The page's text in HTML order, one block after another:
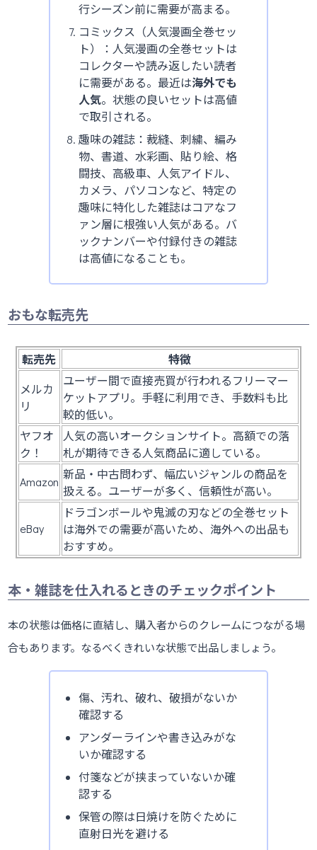
行シーズン前に需要が高まる。
コミックス（人気漫画全巻セッ
ト）：人気漫画の全巻セットは
コレクターや読み返したい読者
に需要がある。最近は海外でも
人気。状態の良いセットは高値
で取引される。
趣味の雑誌：裁縫、刺繍、編み
物、書道、水彩画、貼り絵、格
闘技、高級車、人気アイドル、
カメラ、パソコンなど、特定の
趣味に特化した雑誌はコアなフ
ァン層に根強い人気がある。バ
ックナンバーや付録付きの雑誌
は高値になることも。
おもな転売先
転売先
特徴
メルカ
リ
ユーザー間で直接売買が行われるフリーマー
ケットアプリ。手軽に利用でき、手数料も比
較的低い。
ヤフオ
ク！
人気の高いオークションサイト。高額での落
札が期待できる人気商品に適している。
Amazon
新品・中古問わず、幅広いジャンルの商品を
扱える。ユーザーが多く、信頼性が高い。
eBay
ドラゴンボールや鬼滅の刃などの全巻セット
は海外での需要が高いため、海外への出品も
おすすめ。
本・雑誌を仕入れるときのチェックポイント
本の状態は価格に直結し、購入者からのクレームにつながる場
合もあります。なるべくきれいな状態で出品しましょう。
傷、汚れ、破れ、破損がないか
確認する
アンダーラインや書き込みがな
いか確認する
付箋などが挟まっていないか確
認する
保管の際は日焼けを防ぐために
直射日光を避ける